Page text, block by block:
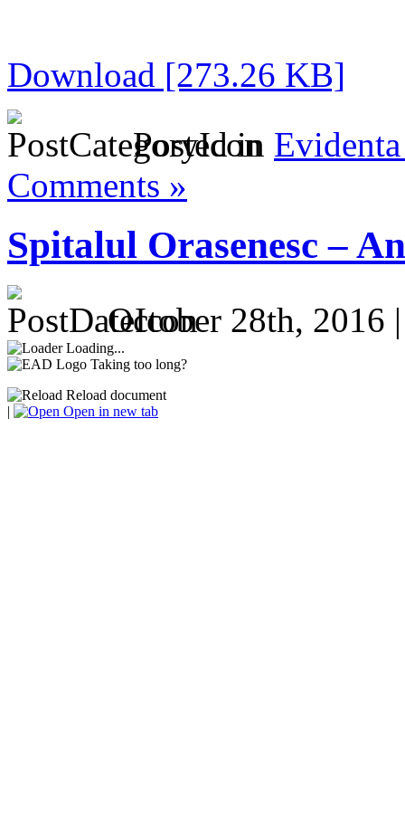
Download [273.26 KB]
Posted in
Comments »
Spitalul Orasenesc –
October 28th, 2016
Loading...
Taking too long?
Reload document
|
Open in new tab